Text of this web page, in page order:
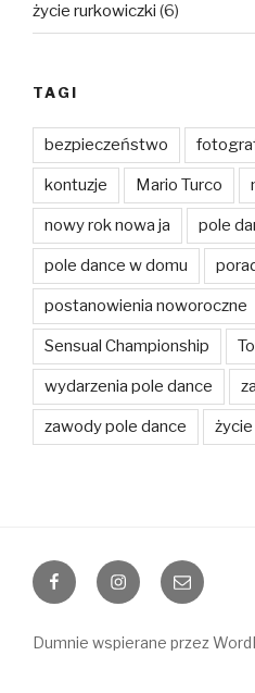
życie rurkowiczki (6)
TAGI
bezpieczeństwo
kontuzje Mario Turco
nowy rok nowa ja pole
pole dance w domu
postanowienia noworoczne
Sensual Championship
wydarzenia pole dance
zawody pole dance
FacebookInstagram
E-
mail
Dumnie wspierane przez